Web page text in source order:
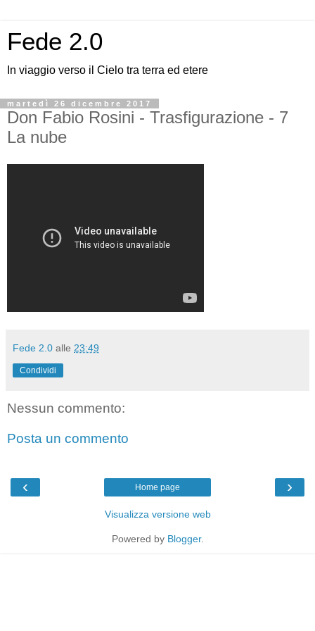
Fede 2.0
In viaggio verso il Cielo tra terra ed etere
martedì 26 dicembre 2017
Don Fabio Rosini - Trasfigurazione - 7
La nube
Fede 2.0 alle 23:49
Condividi
Nessun commento:
Posta un commento
‹ ›
Home page
Visualizza versione web
Powered by Blogger.